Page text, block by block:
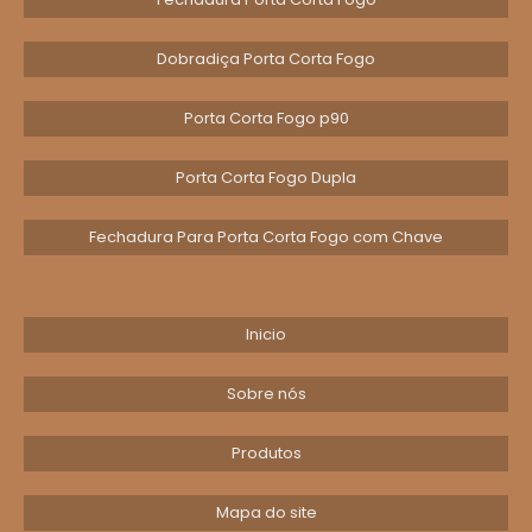
hoje mesmo. Oferecemos soluções
qualidade e serviço de instalação profissional.
dedicada estará pronta para auxiliá-lo na
o seu ambiente de trabalho.
segundo plano. Invista em umextintor de
tetoe proteja seus colaboradores e ativos
materiais. Solicite seu orçamento
personalizado agora e tenha a tranquilidade
necessária para focar no crescimento do seu
negócio.
Dobradiça Porta Corta Fogo
Porta Corta Fogo p90
Porta Corta Fogo Dupla
Fechadura Para Porta Corta Fogo com Chave
Inicio
Sobre nós
Produtos
Mapa do site